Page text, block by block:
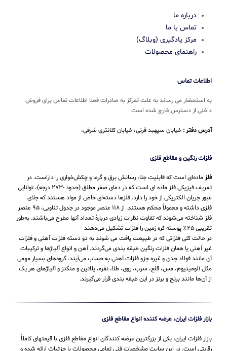
درباره ما
تماس با ما
مرکز یادگیری (وبلاگ)
راهنمای محصولات
اطلاعات تماس
به استحضار می رساند به علت تمرکز به صادرات فعلا اطلاعات تماس برای فروش
داخلی از دسترس خارج شده است
آدرس دفتر : خیابان سپهبد قرنی، خیابان کلانتری شرقی،
فلزات رنگین و مقاطع فلزی
فلزماده‌ای است که قابلیت جلا، رسانش برق و گرما و چکش‌خواری را داراست. در
تعریف فیزیکی فلز ماده ای است که در دمای صفر مطلق (حدود -۲۷۳ درجه)، توانایی
عبور جریان الکتریکی از خود را دارد. فلزها دسته‌ای خاص از مواد هستند که جلای
فلزی داشته و معمولاً محکم هستند. از ۱۱۸ عنصر موجود در جدول تناوبی، ۹۵ عنصر
فلز شناخته می‌شوند که تفاوت نظرات زیادی دربارهٔ تعداد آنها مطرح می‌باشند. به‌طور
تقریبی ۲۵٪ پوسته کره زمین را فلزات تشکیل می‌دهند
در حالت کلی فلزاتی که در طبیعت یافت می شوند به دو دسته فلزات آهنی و فلزات
غیر آهنی یا همان فلزات رنگین طبقه بندی می‌گردند. آهن و انواع آلیاژها و ترکیبات
آن مانند فولاد چدن و غیره جزو فلزات آهنی به حساب می‌‌آیند. گروه‌های بسیار مهمی
مثل آلومینیوم، مس، قلع، سرب، روی، طلا، نقره، پلاتین و منگنز و آلیاژهای هر یک
از آن‌ها مانند برنج و برنز در این طبقه‌ بندی قرار می‌‌گیرند.
بازار فلزات ایران، عرضه کننده انواع مقاطع فلزی
بازار فلزات ایران، یکی از بزرگترین عرضه کنندگان انواع مقاطع فلزی با قیمتهای کاملاً
رقابتی است. در این سایت مشخصات فنی تمامی محصولات با جزئیات ارائه شده و